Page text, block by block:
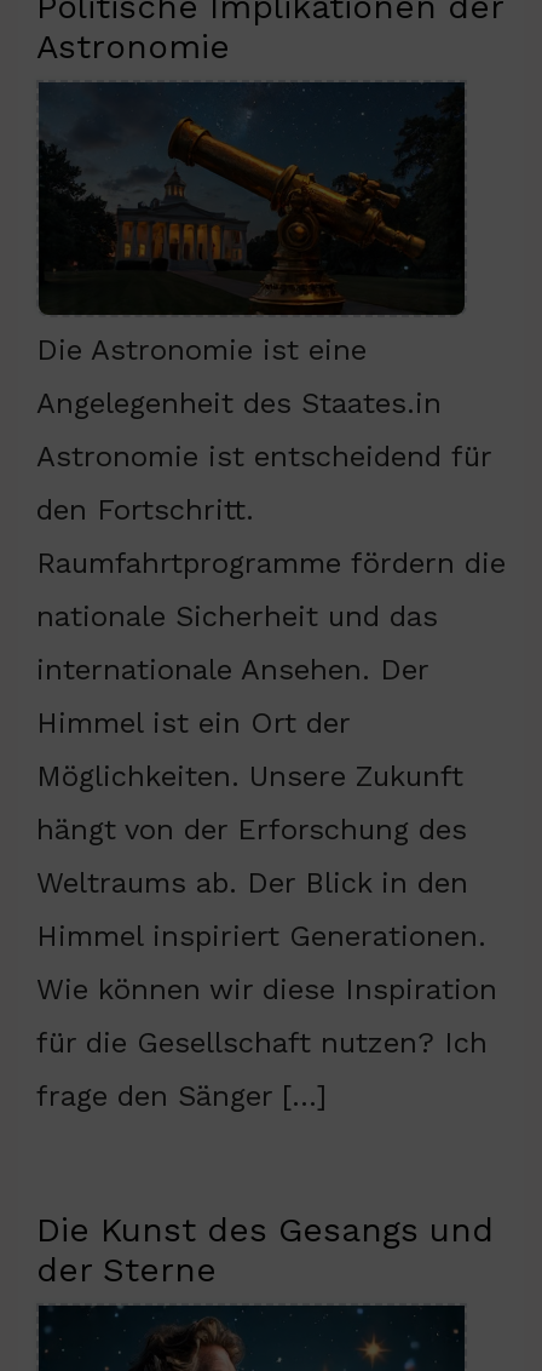
Astronomie
Die Astronomie ist eine
Angelegenheit des Staates.in
Astronomie ist entscheidend für
den Fortschritt.
Raumfahrtprogramme fördern die
nationale Sicherheit und das
internationale Ansehen. Der
Himmel ist ein Ort der
Möglichkeiten. Unsere Zukunft
hängt von der Erforschung des
Weltraums ab. Der Blick in den
Himmel inspiriert Generationen.
Wie können wir diese Inspiration
für die Gesellschaft nutzen? Ich
frage den Sänger […]
Die Kunst des Gesangs und
der Sterne